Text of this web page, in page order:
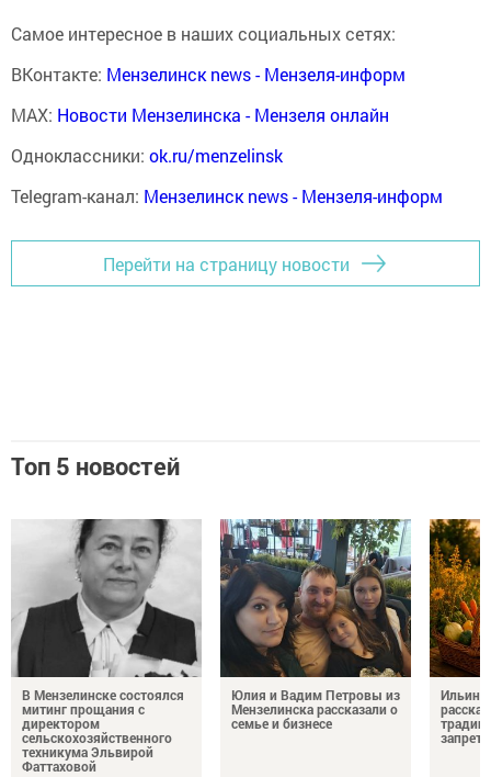
Самое интересное в наших социальных сетях:
ВКонтакте: Мензелинск news - Мензеля-информ
MAX: Новости Мензелинска - Мензеля онлайн
Одноклассники: ok.ru/menzelinsk
Telegram-канал: Мензелинск news - Мензеля-информ
Перейти на страницу новости
Топ 5 новостей
В Мензелинске состоялся
митинг прощания с
директором
сельскохозяйственного
техникума Эльвирой
Фаттаховой
Юлия и Вадим Петровы из
Мензелинска рассказали о
семье и бизнесе
Ильин